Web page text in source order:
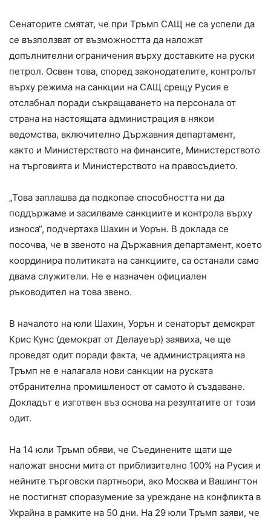
Сенаторите смятат, че при Тръмп САЩ не са успели да
се възползват от възможността да наложат
допълнителни ограничения върху доставките на руски
петрол. Освен това, според законодателите, контролът
върху режима на санкции на САЩ срещу Русия е
отслабнал поради съкращаването на персонала от
страна на настоящата администрация в някои
ведомства, включително Държавния департамент,
както и Министерството на финансите, Министерството
на търговията и Министерството на правосъдието.
„Това заплашва да подкопае способността ни да
поддържаме и засилваме санкциите и контрола върху
износа“, подчертаха Шахин и Уорън. В доклада се
посочва, че в звеното на Държавния департамент, което
координира политиката на санкциите, са останали само
двама служители. Не е назначен официален
ръководител на това звено.
В началото на юли Шахин, Уорън и сенаторът демократ
Крис Кунс (демократ от Делауеър) заявиха, че ще
проведат одит поради факта, че администрацията на
Тръмп не е налагала нови санкции на руската
отбранителна промишленост от самото ѝ създаване.
Докладът е изготвен въз основа на резултатите от този
одит.
На 14 юли Тръмп обяви, че Съединените щати ще
наложат вносни мита от приблизително 100% на Русия и
нейните търговски партньори, ако Москва и Вашингтон
не постигнат споразумение за уреждане на конфликта в
Украйна в рамките на 50 дни. На 29 юли Тръмп заяви, че